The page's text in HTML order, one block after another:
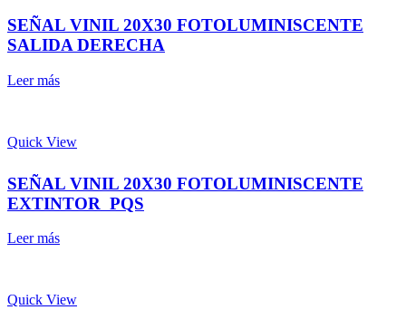
SEÑAL VINIL 20X30 FOTOLUMINISCENTE
SALIDA DERECHA
Leer más
Quick View
SEÑAL VINIL 20X30 FOTOLUMINISCENTE
EXTINTOR PQS
Leer más
Quick View